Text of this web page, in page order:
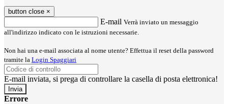
button close ×
E-mail Verrà inviato un messaggio
all'indirizzo indicato con le istruzioni necessarie.
Non hai una e-mail associata al nome utente? Effettua il reset della password
tramite la Login Spaggiari
E-mail inviata, si prega di controllare la casella di posta elettronica!
Errore